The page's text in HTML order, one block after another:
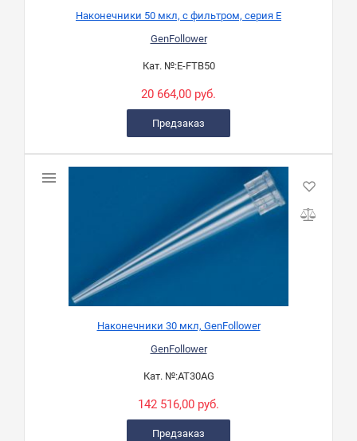
Наконечники 50 мкл, с фильтром, серия Е
GenFollower
Кат. №:E-FTB50
20 664,00 руб.
Предзаказ
Наконечники 30 мкл, GenFollower
GenFollower
Кат. №:AT30AG
142 516,00 руб.
Предзаказ